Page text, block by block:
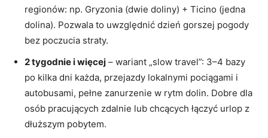
regionów: np. Gryzonia (dwie doliny) + Ticino (jedna
dolina). Pozwala to uwzględnić dzień gorszej pogody
bez poczucia straty.
2 tygodnie i więcej – wariant „slow travel”: 3–4 bazy
po kilka dni każda, przejazdy lokalnymi pociągami i
autobusami, pełne zanurzenie w rytm dolin. Dobre dla
osób pracujących zdalnie lub chcących łączyć urlop z
dłuższym pobytem.